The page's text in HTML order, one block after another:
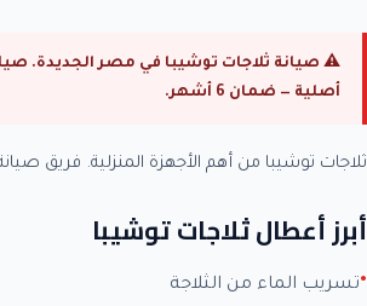
أصلية — ضمان 6 أشهر.
ثلاجات توشيبا من أهم الأجهزة المنزلية.
أبرز أعطال ثلاجات توشيبا
تسريب الماء من الثلاجة